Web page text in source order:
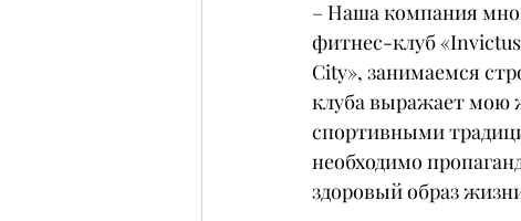
– Наша компания
фитнес-клуб
City», занимаемся
клуба выражает мою
спортивными
необходимо
здоровый образ